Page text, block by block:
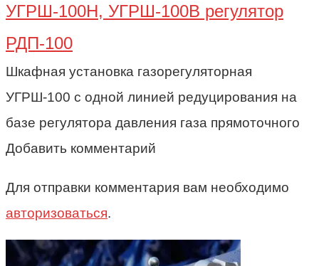
УГРШ-100Н, УГРШ-100В регулятор
РДП-100
Шкафная установка газорегуляторная
УГРШ-100 с одной линией редуцирования на
базе регулятора давления газа прямоточного
Добавить комментарий
Для отправки комментария вам необходимо
авторизоваться.